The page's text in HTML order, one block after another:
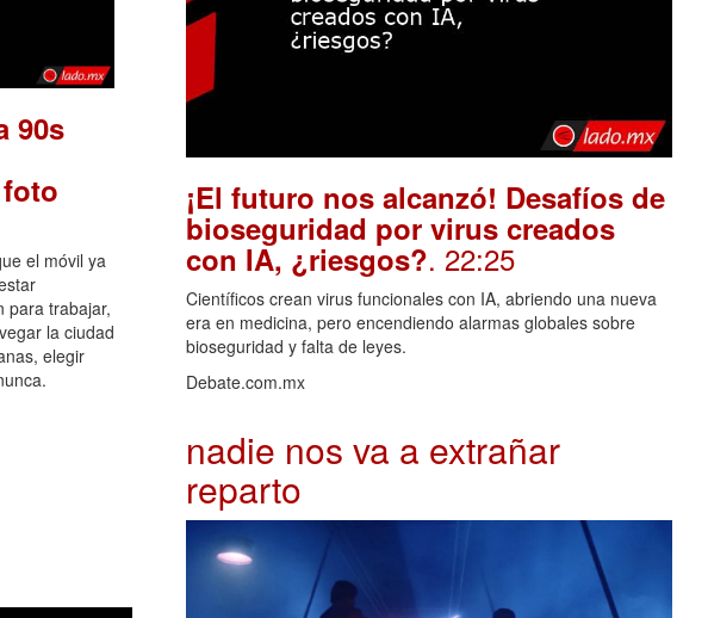
90s
el móvil ya
para trabajar,
la ciudad
elegir
¡El futuro nos alcanzó! Desafíos de
bioseguridad por virus creados
con IA, ¿riesgos?. 22:25
Científicos crean virus funcionales con IA, abriendo una nueva
era en medicina, pero encendiendo alarmas globales sobre
bioseguridad y falta de leyes.
Debate.com.mx
nadie nos va a extrañar
reparto